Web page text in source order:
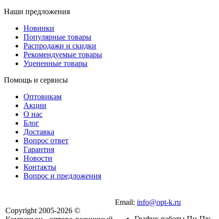
Наши предложения
Новинки
Популярные товары
Распродажи и скидки
Рекомендуемые товары
Уцененные товары
Помощь и сервисы
Оптовикам
Акции
О нас
Блог
Доставка
Вопрос ответ
Гарантия
Новости
Контакты
Вопрос и предложения
Copyright 2005-2026 ©
Email: info@opt-k.ru